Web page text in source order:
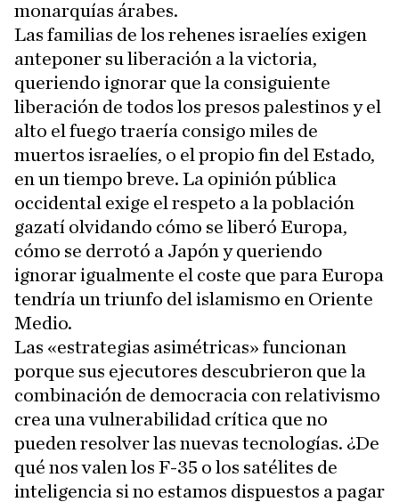
monarquías árabes.
Las familias de los rehenes israelíes exigen
anteponer su liberación a la victoria,
queriendo ignorar que la consiguiente
liberación de todos los presos palestinos y el
alto el fuego traería consigo miles de
muertos israelíes, o el propio fin del Estado,
en un tiempo breve. La opinión pública
occidental exige el respeto a la población
gazatí olvidando cómo se liberó Europa,
cómo se derrotó a Japón y queriendo
ignorar igualmente el coste que para Europa
tendría un triunfo del islamismo en Oriente
Medio.
Las «estrategias asimétricas» funcionan
porque sus ejecutores descubrieron que la
combinación de democracia con relativismo
crea una vulnerabilidad crítica que no
pueden resolver las nuevas tecnologías. ¿De
qué nos valen los F-35 o los satélites de
inteligencia si no estamos dispuestos a pagar